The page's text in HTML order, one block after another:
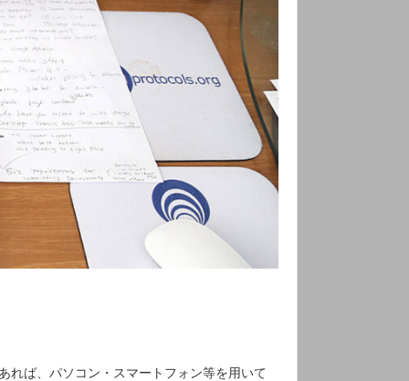
れば、パソコン・スマートフォン等を用いて